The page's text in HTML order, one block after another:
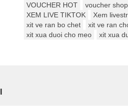
VOUCHER HOT
voucher
XEM LIVE TIKTOK
Xem
xit ve ran bo chet
xit ve ran
xit xua duoi cho meo
xit xua